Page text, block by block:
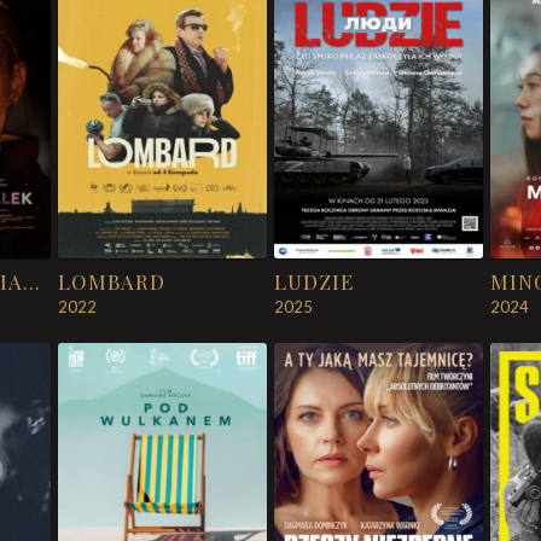
LANY PONIEDZIAŁEK LOMBARD
2022
LUDZIE
2025 2024